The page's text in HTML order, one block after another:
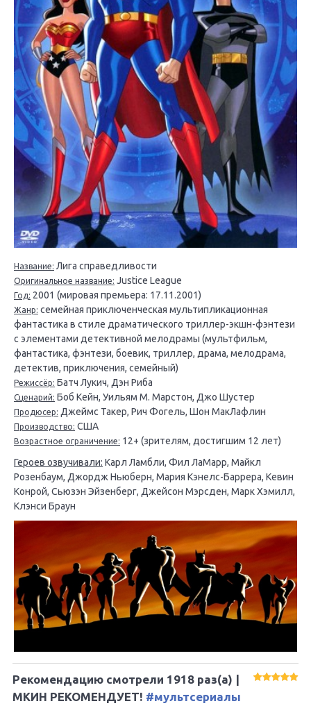
Название: Лига справедливости
Оригинальное название: Justice League
Год: 2001 (мировая премьера: 17.11.2001)
Жанр: семейная приключенческая мультипликационная
фантастика в стиле драматического триллер-экшн-фэнтези
с элементами детективной мелодрамы (мультфильм,
фантастика, фэнтези, боевик, триллер, драма, мелодрама,
детектив, приключения, семейный)
Режиссёр: Батч Лукич, Дэн Риба
Сценарий: Боб Кейн, Уильям М. Марстон, Джо Шустер
Продюсер: Джеймс Такер, Рич Фогель, Шон МакЛафлин
Производство: США
Возрастное ограничение: 12+ (зрителям, достигшим 12 лет)
Героев озвучивали: Карл Ламбли, Фил ЛаМарр, Майкл
Розенбаум, Джордж Ньюберн, Мария Кэнелс-Баррера, Кевин
Конрой, Сьюзэн Эйзенберг, Джейсон Мэрсден, Марк Хэмилл,
Клэнси Браун
Рекомендацию смотрели 1918 раз(а) |
МКИН РЕКОМЕНДУЕТ! #мультсериалы